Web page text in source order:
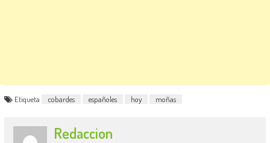
Etiqueta cobardes españoles hoy moñas
Redaccion